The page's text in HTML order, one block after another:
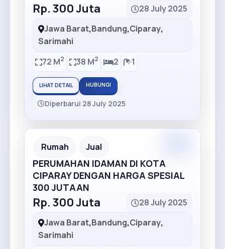
Rp. 300 Juta
28 July 2025
Jawa Barat,Bandung,Ciparay,
Sarimahi
72 M2 38 M2 2 1
LIHAT DETAIL HUBUNGI
Diperbarui 28 July 2025
Recommended
Rumah Jual
PERUMAHAN IDAMAN DI KOTA
CIPARAY DENGAN HARGA SPESIAL
300 JUTAAN
Rp. 300 Juta
28 July 2025
Jawa Barat,Bandung,Ciparay,
Sarimahi